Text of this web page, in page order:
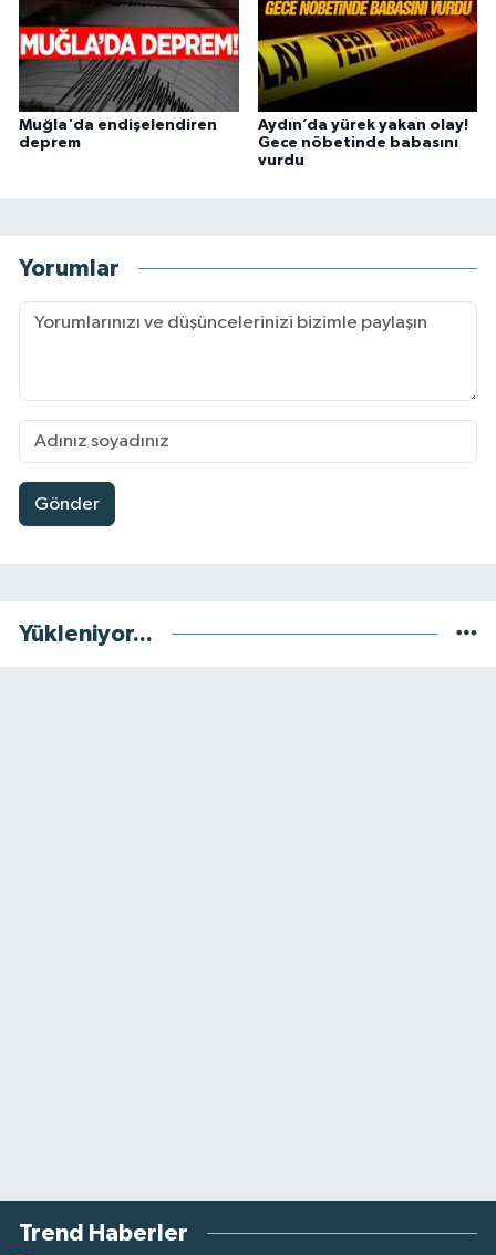
Muğla'da endişelendiren
deprem
Aydın’da yürek yakan olay!
Gece nöbetinde babasını
vurdu
Yorumlar
Gönder
Yükleniyor...
Trend Haberler